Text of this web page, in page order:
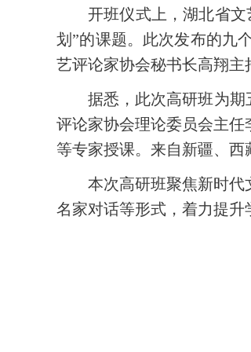
开班仪式上，湖北省
划”的课题。此次发布的九
艺评论家协会秘书长高翔主
据悉，此次高研班为期
评论家协会理论委员会主
等专家授课。来自新疆、西
本次高研班聚焦新时
名家对话等形式，着力提升